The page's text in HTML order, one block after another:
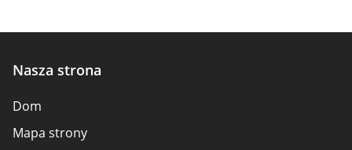
Nasza strona
Dom
Mapa strony